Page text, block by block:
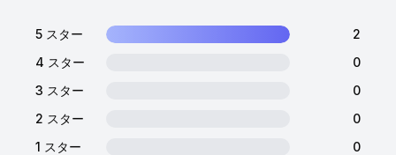
5 スター
2
4 スター
0
3 スター
0
2 スター
0
1 スター
0